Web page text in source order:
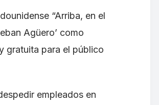
“Arriba, en el
Agüero’ como
gratuita para el público
empleados en